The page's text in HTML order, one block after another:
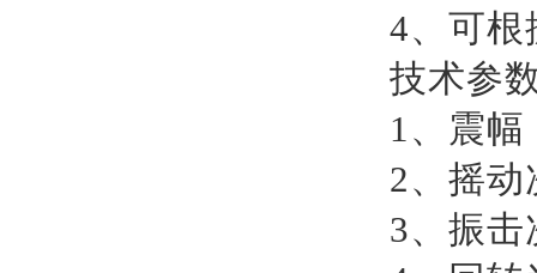
4、可根
技术参
1、震幅
2、摇动
3、振击